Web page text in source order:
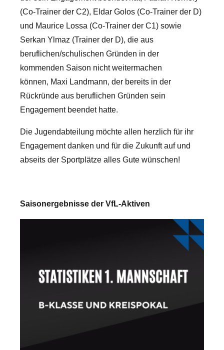
(Co-Trainer der C2), Eldar Golos (Co-Trainer der D)
und Maurice Lossa (Co-Trainer der C1) sowie
Serkan Ylmaz (Trainer der D), die aus
beruflichen/schulischen Gründen in der
kommenden Saison nicht weitermachen
können, Maxi Landmann, der bereits in der
Rückründe aus beruflichen Gründen sein
Engagement beendet hatte.
Die Jugendabteilung möchte allen herzlich für ihr
Engagement danken und für die Zukunft auf und
abseits der Sportplätze alles Gute wünschen!
Saisonergebnisse der VfL-Aktiven